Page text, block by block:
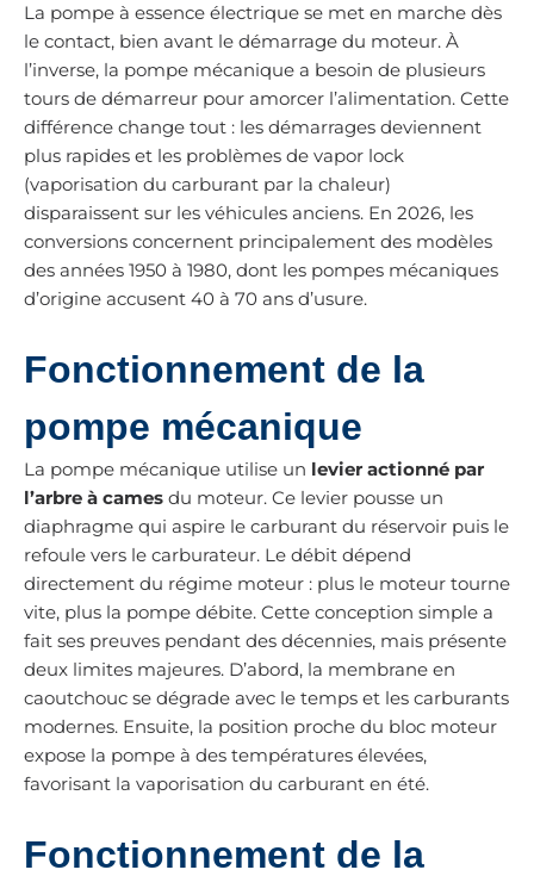
La pompe à essence électrique se met en marche dès
le contact, bien avant le démarrage du moteur. À
l’inverse, la pompe mécanique a besoin de plusieurs
tours de démarreur pour amorcer l’alimentation. Cette
différence change tout : les démarrages deviennent
plus rapides et les problèmes de vapor lock
(vaporisation du carburant par la chaleur)
disparaissent sur les véhicules anciens. En 2026, les
conversions concernent principalement des modèles
des années 1950 à 1980, dont les pompes mécaniques
d’origine accusent 40 à 70 ans d’usure.
Fonctionnement de la
pompe mécanique
La pompe mécanique utilise un levier actionné par
l’arbre à cames du moteur. Ce levier pousse un
diaphragme qui aspire le carburant du réservoir puis le
refoule vers le carburateur. Le débit dépend
directement du régime moteur : plus le moteur tourne
vite, plus la pompe débite. Cette conception simple a
fait ses preuves pendant des décennies, mais présente
deux limites majeures. D’abord, la membrane en
caoutchouc se dégrade avec le temps et les carburants
modernes. Ensuite, la position proche du bloc moteur
expose la pompe à des températures élevées,
favorisant la vaporisation du carburant en été.
Fonctionnement de la